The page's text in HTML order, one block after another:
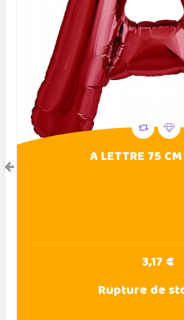
A LETTRE 75
3,17 €
Rupture de